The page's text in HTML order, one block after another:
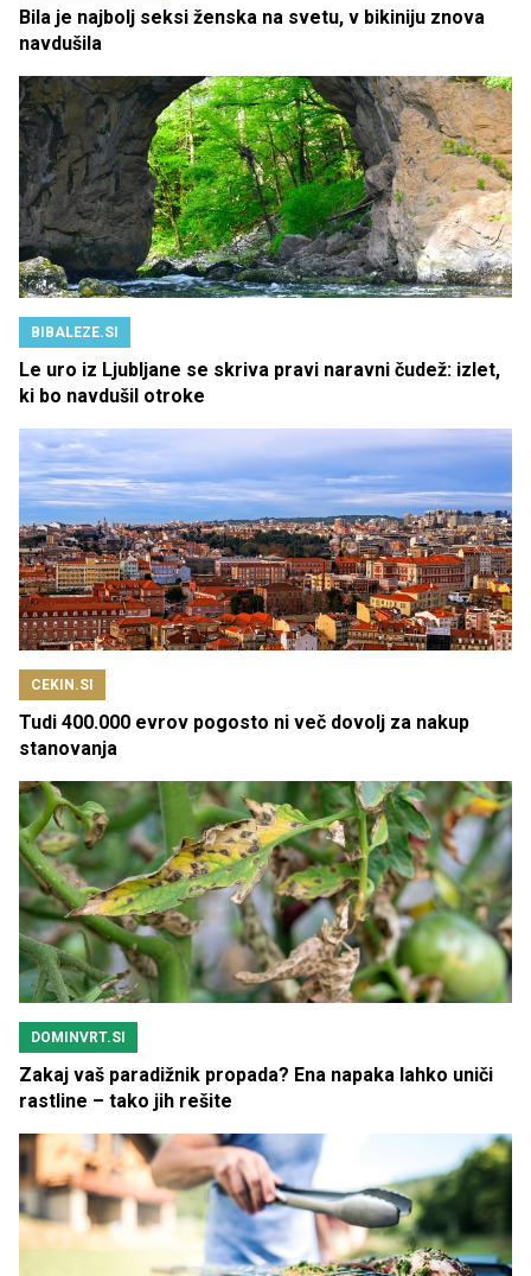
Bila je najbolj seksi ženska na svetu, v bikiniju znova
navdušila
BIBALEZE.SI
Le uro iz Ljubljane se skriva pravi naravni čudež: izlet,
ki bo navdušil otroke
CEKIN.SI
Tudi 400.000 evrov pogosto ni več dovolj za nakup
stanovanja
DOMINVRT.SI
Zakaj vaš paradižnik propada? Ena napaka lahko uniči
rastline – tako jih rešite